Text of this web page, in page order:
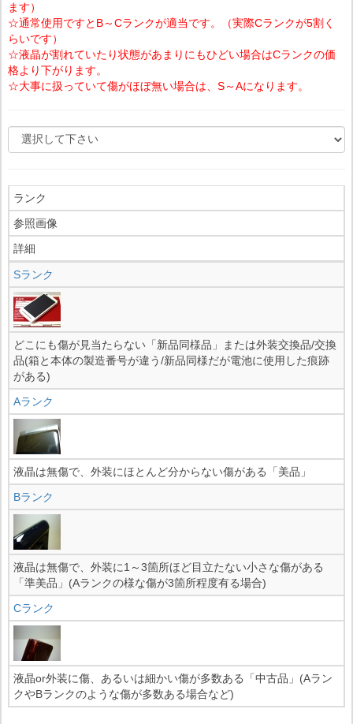
ます）
☆通常使用ですとB～Cランクが適当です。（実際Cランクが5割く
らいです）
☆液晶が割れていたり状態があまりにもひどい場合はCランクの価
格より下がります。
☆大事に扱っていて傷がほぼ無い場合は、S～Aになります。
ランク
参照画像
詳細
Sランク
どこにも傷が見当たらない「新品同様品」または外装交換品/交換
品(箱と本体の製造番号が違う/新品同様だが電池に使用した痕跡
がある)
Aランク
液晶は無傷で、外装にほとんど分からない傷がある「美品」
Bランク
液晶は無傷で、外装に1～3箇所ほど目立たない小さな傷がある
「準美品」(Aランクの様な傷が3箇所程度有る場合)
Cランク
液晶or外装に傷、あるいは細かい傷が多数ある「中古品」(Aラン
クやBランクのような傷が多数ある場合など)